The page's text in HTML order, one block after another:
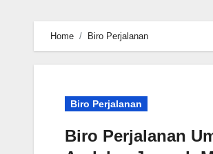
Home Biro Perjalanan
Biro Perjalanan
Biro Perjalanan